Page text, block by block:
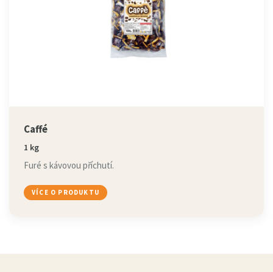
Caffé
1 kg
Furé s kávovou příchutí.
VÍCE O PRODUKTU